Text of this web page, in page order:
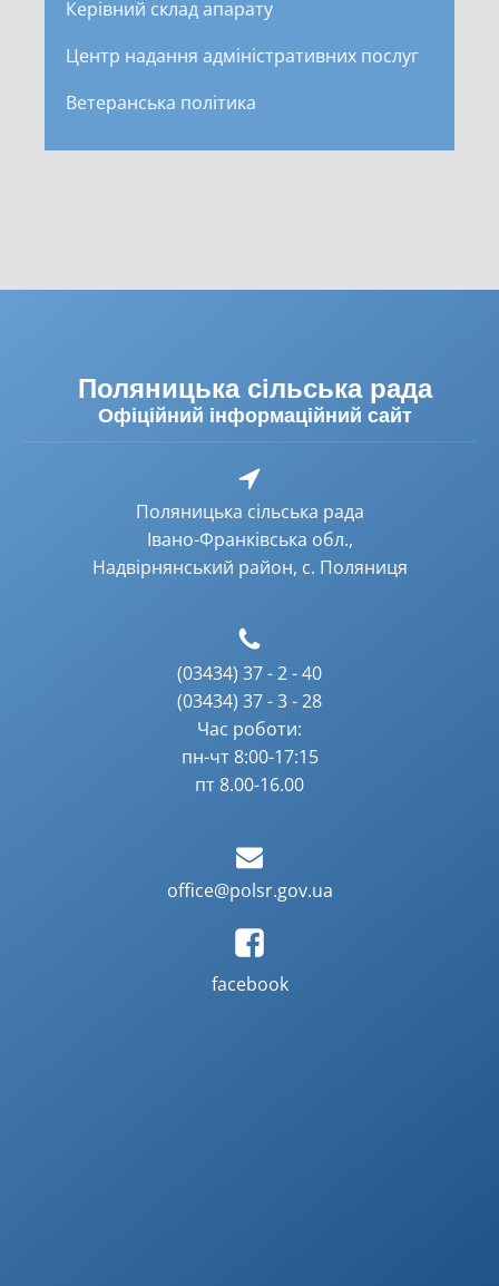
Керівний склад апарату
Центр надання адміністративних послуг
Ветеранська політика
Поляницька сільська рада
Офіційний інформаційний сайт
Поляницька сільська рада
Івано-Франківська обл.,
Надвірнянський район, с. Поляниця
(03434) 37 - 2 - 40
(03434) 37 - 3 - 28
Час роботи:
пн-чт 8:00-17:15
пт 8.00-16.00
office@polsr.gov.ua
facebook